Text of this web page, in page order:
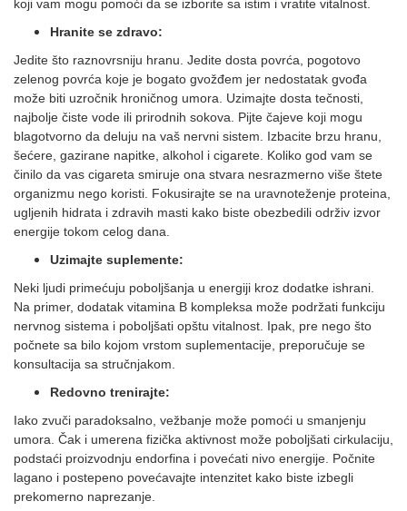
koji vam mogu pomoći da se izborite sa istim i vratite vitalnost.
Hranite se zdravo:
Jedite što raznovrsniju hranu. Jedite dosta povrća, pogotovo
zelenog povrća koje je bogato gvožđem jer nedostatak gvođa
može biti uzročnik hroničnog umora. Uzimajte dosta tečnosti,
najbolje čiste vode ili prirodnih sokova. Pijte čajeve koji mogu
blagotvorno da deluju na vaš nervni sistem. Izbacite brzu hranu,
šećere, gazirane napitke, alkohol i cigarete. Koliko god vam se
činilo da vas cigareta smiruje ona stvara nesrazmerno više štete
organizmu nego koristi. Fokusirajte se na uravnoteženje proteina,
ugljenih hidrata i zdravih masti kako biste obezbedili održiv izvor
energije tokom celog dana.
Uzimajte suplemente:
Neki ljudi primećuju poboljšanja u energiji kroz dodatke ishrani.
Na primer, dodatak vitamina B kompleksa može podržati funkciju
nervnog sistema i poboljšati opštu vitalnost. Ipak, pre nego što
počnete sa bilo kojom vrstom suplementacije, preporučuje se
konsultacija sa stručnjakom.
Redovno trenirajte:
Iako zvuči paradoksalno, vežbanje može pomoći u smanjenju
umora. Čak i umerena fizička aktivnost može poboljšati cirkulaciju,
podstaći proizvodnju endorfina i povećati nivo energije. Počnite
lagano i postepeno povećavajte intenzitet kako biste izbegli
prekomerno naprezanje.